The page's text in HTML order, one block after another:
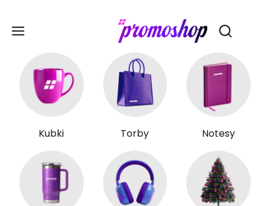
Otwórz
Kubki Torby Notesy